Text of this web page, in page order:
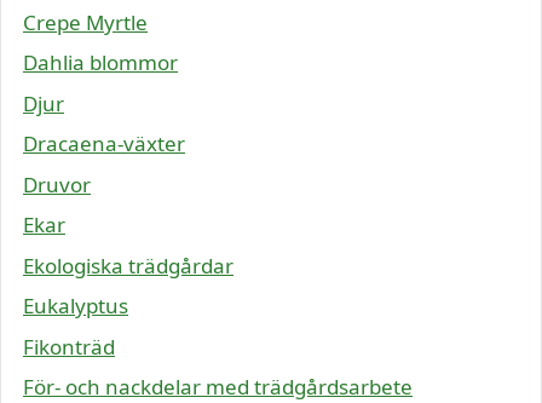
Crepe Myrtle
Dahlia blommor
Djur
Dracaena-växter
Druvor
Ekar
Ekologiska trädgårdar
Eukalyptus
Fikonträd
För- och nackdelar med trädgårdsarbete